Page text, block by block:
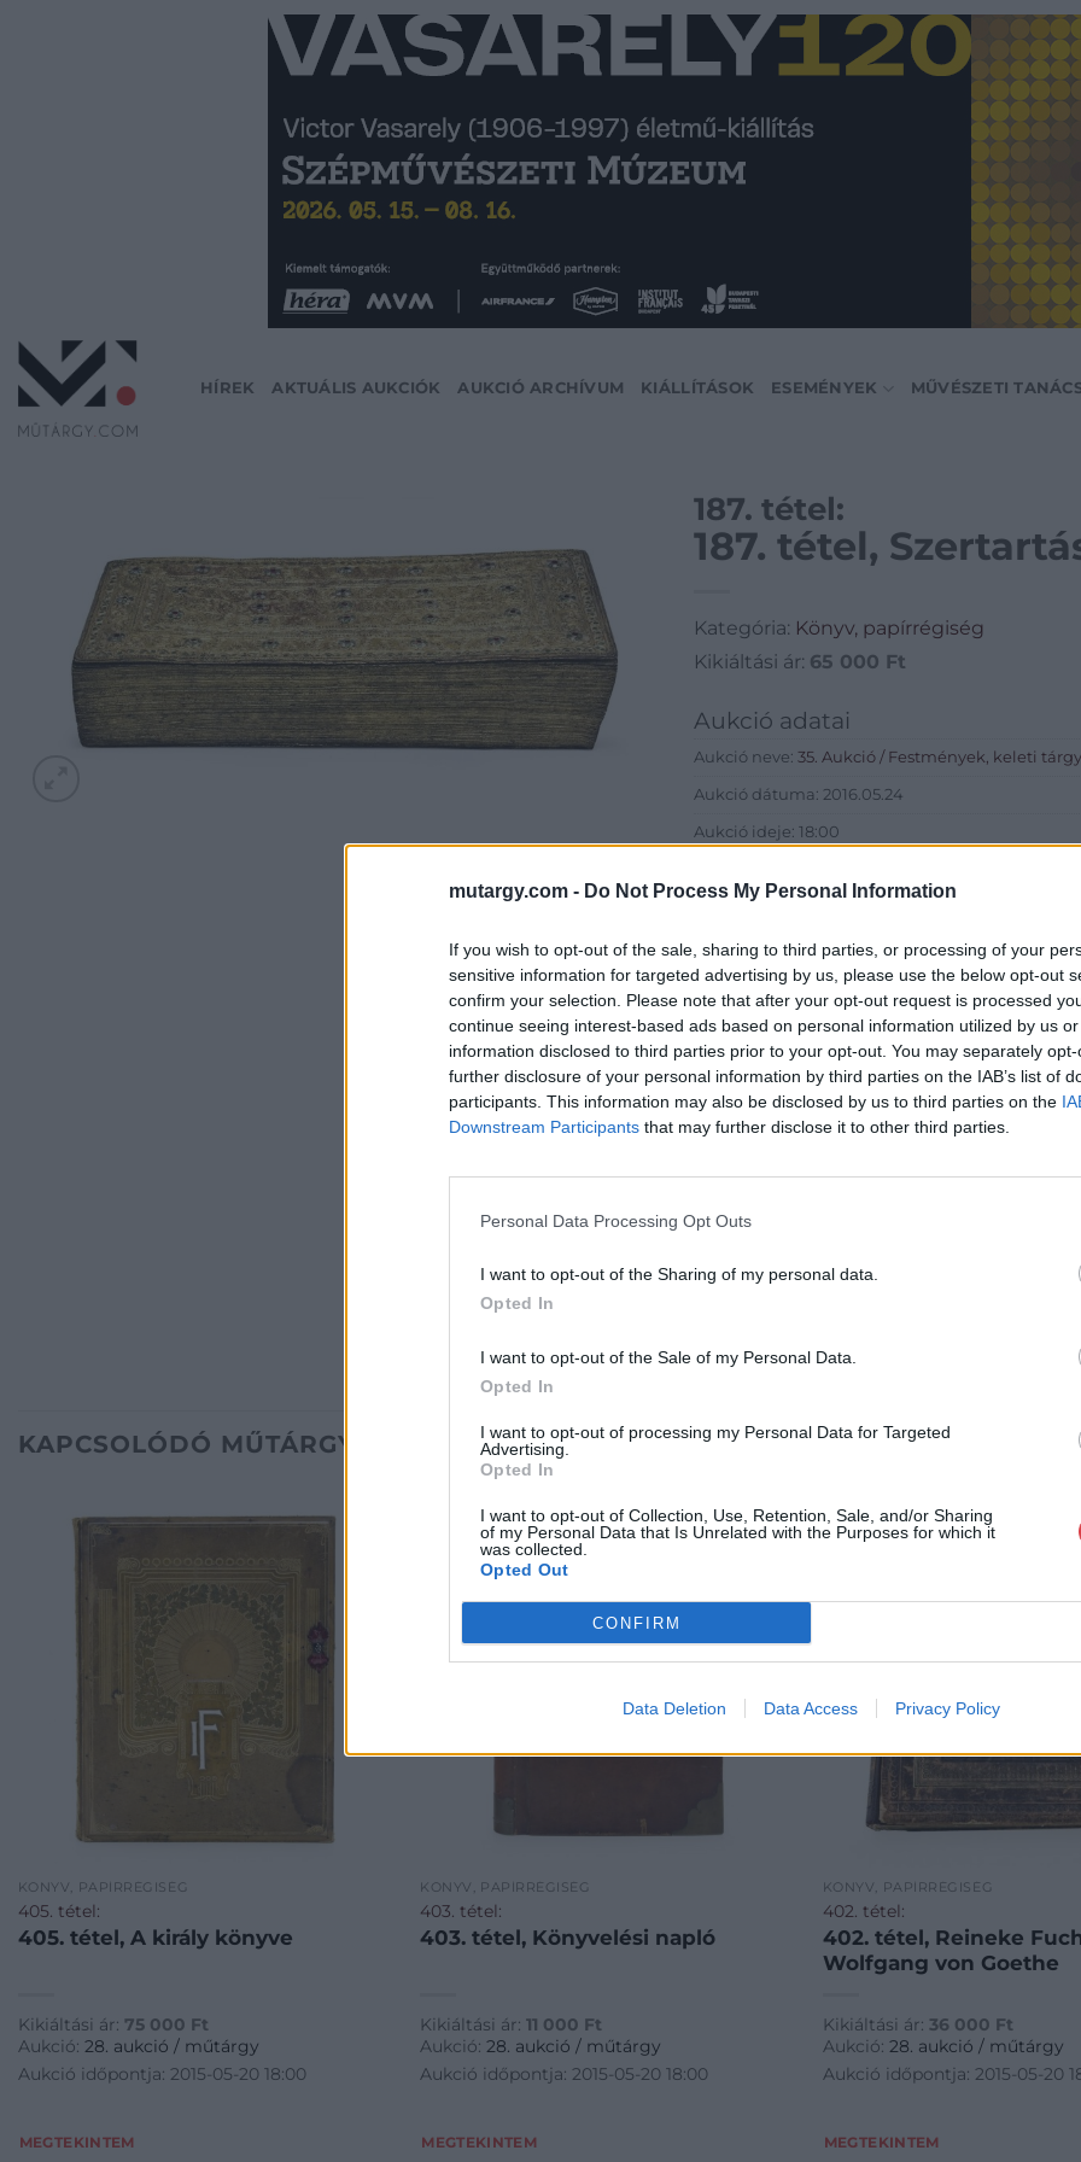
mutargy.com - Do Not Process My Personal Information
If you wish to opt-out of the sale, sharing to third parties, or processing of your
sensitive information for targeted advertising by us, please use the below opt-out
confirm your selection. Please note that after your opt-out request is processed
continue seeing interest-based ads based on personal information utilized by us
information disclosed to third parties prior to your opt-out. You may separately
further disclosure of your personal information by third parties on the IAB’s list of
participants. This information may also be disclosed by us to third parties on the
Downstream Participants that may further disclose it to other third parties.
Personal Data Processing Opt Outs
I want to opt-out of the Sharing of my personal data.
Opted In
I want to opt-out of the Sale of my Personal Data.
Opted In
I want to opt-out of processing my Personal Data for Targeted
Advertising.
Opted In
I want to opt-out of Collection, Use, Retention, Sale, and/or Sharing
of my Personal Data that Is Unrelated with the Purposes for which it
was collected.
Opted Out
CONFIRM
Data Deletion Data Access Privacy Policy
HÍREK AKTUÁLIS AUKCIÓK AUKCIÓ ARCHÍVUM KIÁLLÍTÁSOK ESEMÉNYEK MŰVÉSZETI
187. tétel:
187. tétel,
Kategória: Könyv, papírrégiség
Kikiáltási ár: 65 000 Ft
Aukció adatai
Aukció neve: 35. Aukció / Festmények, keleti
Aukció dátuma: 2016.05.24
Aukció ideje: 18:00
Tételszám: 187
Eladó adatai
Eladó:Biksady
Cím: Törő
Biksady
1055,
Telefon: 061/
GALÉRIA TOVÁBBI MŰTÁRGYAI
KAPCSOLÓDÓ MŰTÁRGYAK
KÖNYV, PAPÍRRÉGISÉG
405. tétel:
405. tétel, A király könyve
Kikiáltási ár: 75 000 Ft
Aukció: 28. aukció / műtárgy
Aukció időpontja: 2015-05-20 18:00
MEGTEKINTEM
KÖNYV, PAPÍRRÉGISÉG
403. tétel:
403. tétel, Könyvelési napló
Kikiáltási ár:11 000 Ft
Aukció:28. aukció / műtárgy
Aukció időpontja: 2015-05-20 18:00
MEGTEKINTEM
KÖNYV, PAPÍRRÉGISÉG
402. tétel:
402. tétel, Reineke
Wolfgang von Goethe
Kikiáltási ár: 36 000 Ft
Aukció: 28. aukció / műtárgy
Aukció időpontja: 2015-05-20
MEGTEKINTEM